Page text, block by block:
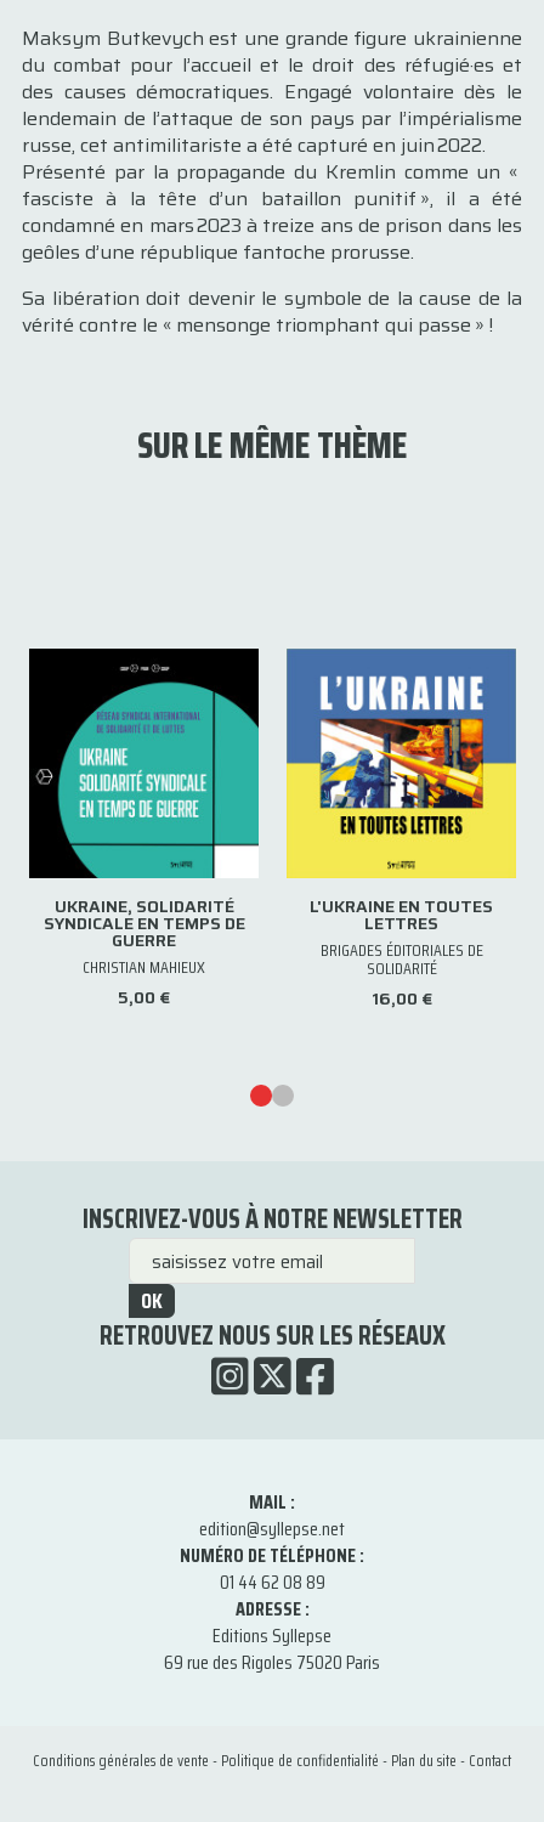
Maksym Butkevych est une grande figure ukrainienne
du ­combat pour l’accueil et le droit des réfugié·es et
des causes démocratiques. Engagé volontaire dès le
lendemain de l’attaque de son pays par l’impérialisme
russe, cet antimilitariste a été capturé en juin 2022.
Présenté par la propagande du Kremlin comme un «
fasciste à la tête d’un bataillon punitif », il a été
condamné en mars 2023 à treize ans de prison dans les
geôles d’une république fantoche prorusse.
Sa libération doit devenir le symbole de la cause de la
vérité contre le « mensonge triomphant qui passe » !
SUR LE MÊME THÈME
UKRAINE, SOLIDARITÉ
SYNDICALE EN TEMPS DE
GUERRE
CHRISTIAN MAHIEUX
5,00 €
L'UKRAINE EN TOUTES
LETTRES
BRIGADES ÉDITORIALES DE
SOLIDARITÉ
16,00 €
INSCRIVEZ-VOUS À NOTRE NEWSLETTER
OK
RETROUVEZ NOUS SUR LES RÉSEAUX
MAIL :
edition@syllepse.net
NUMÉRO DE TÉLÉPHONE :
01 44 62 08 89
ADRESSE :
Editions Syllepse
69 rue des Rigoles 75020 Paris
Conditions générales de vente-Politique de confidentialité-Plan du site-Contact